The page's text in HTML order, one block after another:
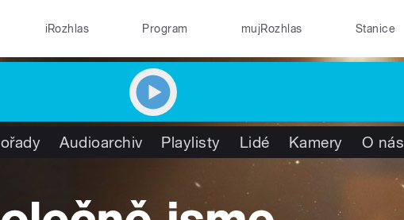
iRozhlas Program mujRozhlas Stanice
Audioarchiv Playlisty Lidé Kamery O nás